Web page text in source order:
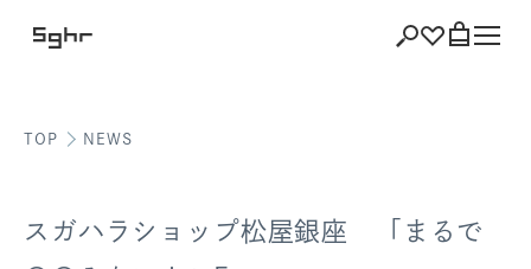
ショッピング バッグを見る
TOP NEWS
スガハラショップ松屋銀座 「まるで